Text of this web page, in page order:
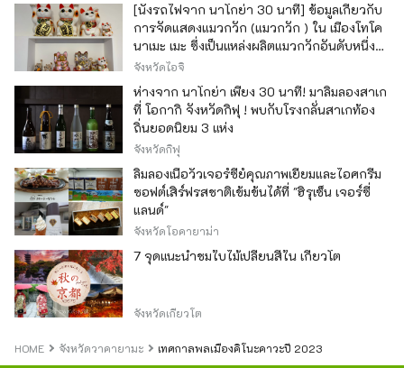
[นั่งรถไฟจาก นาโกย่า 30 นาที] ข้อมูลเกี่ยวกับ
การจัดแสดงแมวกวัก (แมวกวัก ) ใน เมืองโทโค
นาเมะ เมะ ซึ่งเป็นแหล่งผลิตแมวกวักอันดับหนึ่ง
ของญี่ปุ่น
จังหวัดไอจิ
ห่างจาก นาโกย่า เพียง 30 นาที! มาลิ้มลองสาเก
ที่ โอกากิ จังหวัดกิฟุ ! พบกับโรงกลั่นสาเกท้อง
ถิ่นยอดนิยม 3 แห่ง
จังหวัดกิฟุ
ลิ้มลองเนื้อวัวเจอร์ซีย์คุณภาพเยี่ยมและไอศกรีม
ซอฟต์เสิร์ฟรสชาติเข้มข้นได้ที่ "ฮิรุเซ็น เจอร์ซี่
แลนด์"
จังหวัดโอคายาม่า
7 จุดแนะนำชมใบไม้เปลี่ยนสีใน เกียวโต
จังหวัดเกียวโต
HOME จังหวัดวาคายามะ เทศกาลพลเมืองคิโนะคาวะปี 2023